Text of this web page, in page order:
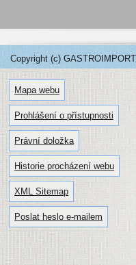
Copyright (c)
Mapa webu
Prohlášení o přístupnosti
Právní doložka
Historie procházení webu
XML Sitemap
Poslat heslo e-mailem